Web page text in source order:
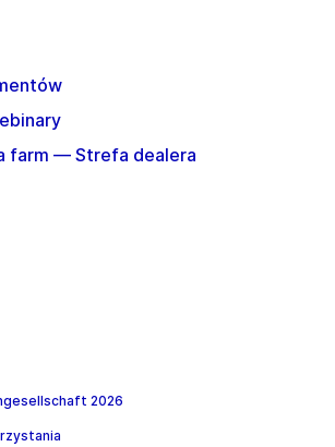
farm — Strefa dealera
2026